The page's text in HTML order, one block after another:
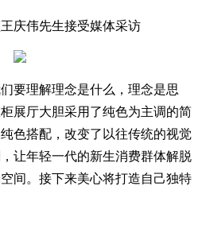
庆伟先生接受媒体采访
要理解理念是什么，理念是思
展厅大胆采用了纯色为主调的简
色搭配，改变了以往传统的视觉
让年轻一代的新生消费群体解脱
间。接下来美心将打造自己独特